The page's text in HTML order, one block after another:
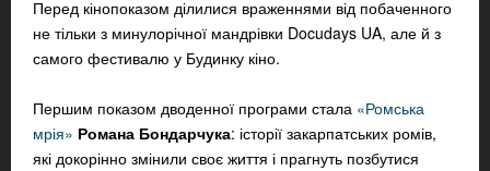
Перед кінопоказом ділилися враженнями від побаченного
не тільки з минулорічної мандрівки Docudays UA, але й з
самого фестивалю у Будинку кіно.
Першим показом дводенної програми стала «Ромська
мрія» Романа Бондарчука: історії закарпатських ромів,
які докорінно змінили своє життя і прагнуть позбутися